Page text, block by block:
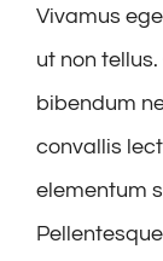
Vivamus
ut non
bibendum
convallis
elementum